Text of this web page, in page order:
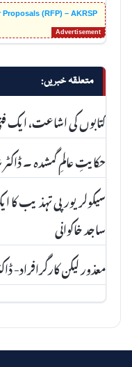
(RFP) – AKRSP
متعلقہ خبریں:
کتابوں کی اشاعت، ایک
حکایتِ عالمِ گمشدہ ۔ ڈاکٹر
ساجد خاکوانی
معذور لیکن کارگرافراد-